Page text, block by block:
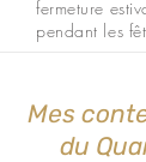
fermeture
pendant les
Mes
du